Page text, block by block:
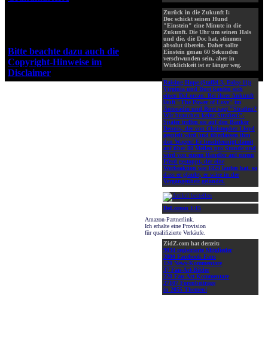
Zurück in die Zukunft I:
Doc schickt seinen Hund
"Einstein" eine Minute in die
Zukunft. Die Uhr um seinen Hals
und die, die Doc hat, stimmen
absolut überein. Daher sollte
Einstein genau 60 Sekunden
verschwunden sein, aber in
Wirklichkeit ist er länger weg.
Raising Hope (Staffel 3, Folge 11):
Virginia und Burt kaufen sich
einen DeLorean. Bei ihrer Ankunft
läuft "The Power of Love" im
Autoradio und Burt sagt "Straßen?
Wir brauchen keine Straßen!".
Später treffen sie auf den Bänker
Dennis, der von Christopher Lloyd
gespielt wird und überlassen ihm
den Wagen! Er beschleunigt damit
auf über 88 Meilen pro Stunde und
wird von einem Händler auf einem
Pferd gestoppt, der eine
Werbeaktion wie 1829 laufen hat, so
dass er glaubt, er wäre in der
Vergangenheit gelandet.
DeLorean 1:15
Amazon-Partnerlink.
Ich erhalte eine Provision
für qualifizierte Verkäufe.
ZidZ.com hat derzeit:
9034 registrierte Mitglieder
2000 Facebook-Fans
120 News-Kommentare
37 Fan-Art-Bilder
220 Fan-Art-Kommentare
27107 Forenbeiträge
in 2055 Themen!
Bitte beachte dazu auch die
Copyright-Hinweise im
Disclaimer